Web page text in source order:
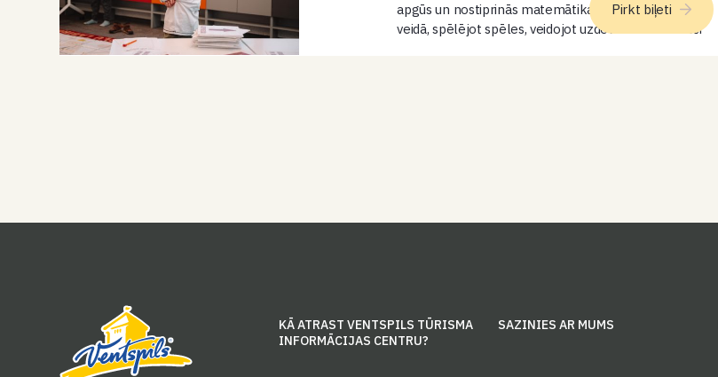
apgūs un nostiprinās matemātikas prasmes atraktīva
veidā, spēlējot spēles, veidojot uzdevumus un radoši
Pirkt biļeti
KĀ ATRAST VENTSPILS TŪRISMA
INFORMĀCIJAS CENTRU?
SAZINIES AR MUMS